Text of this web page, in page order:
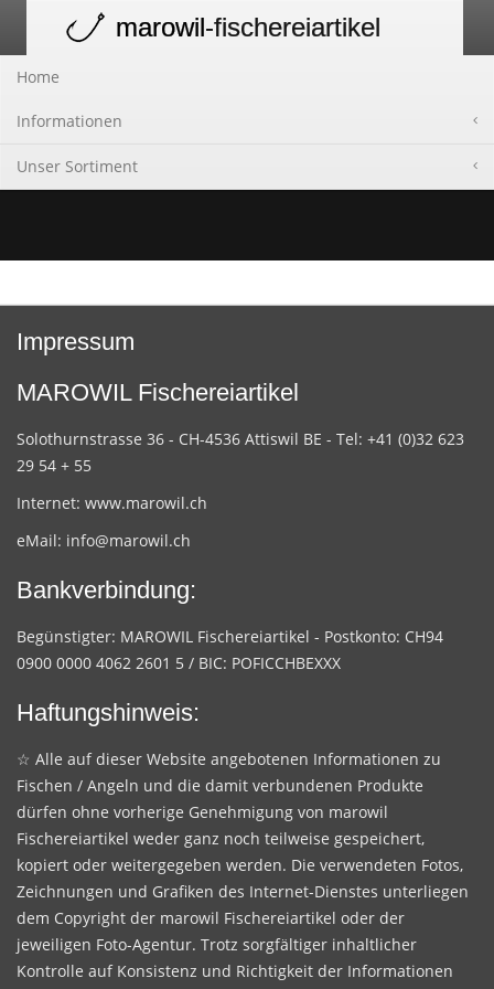
navigation
marowil-fischereiartikel
Home
Informationen
Unser Sortiment
Impressum
MAROWIL Fischereiartikel
Solothurnstrasse 36 - CH-4536 Attiswil BE - Tel: +41 (0)32 623
29 54 + 55
Internet: www.marowil.ch
eMail: info@marowil.ch
Bankverbindung:
Begünstigter: MAROWIL Fischereiartikel - Postkonto: CH94
0900 0000 4062 2601 5 / BIC: POFICCHBEXXX
Haftungshinweis:
☆ Alle auf dieser Website angebotenen Informationen zu
Fischen / Angeln und die damit verbundenen Produkte
dürfen ohne vorherige Genehmigung von marowil
Fischereiartikel weder ganz noch teilweise gespeichert,
kopiert oder weitergegeben werden. Die verwendeten Fotos,
Zeichnungen und Grafiken des Internet-Dienstes unterliegen
dem Copyright der marowil Fischereiartikel oder der
jeweiligen Foto-Agentur. Trotz sorgfältiger inhaltlicher
Kontrolle auf Konsistenz und Richtigkeit der Informationen